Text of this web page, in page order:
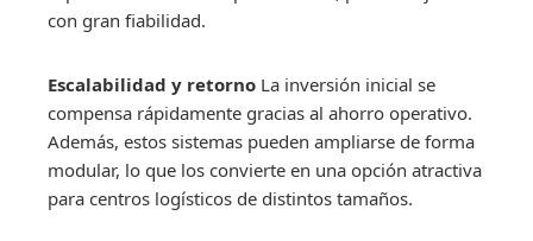
con gran fiabilidad.
Escalabilidad y retorno La inversión inicial se
compensa rápidamente gracias al ahorro operativo.
Además, estos sistemas pueden ampliarse de forma
modular, lo que los convierte en una opción atractiva
para centros logísticos de distintos tamaños.